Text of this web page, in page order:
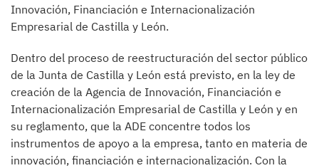
Innovación, Financiación e Internacionalización
Empresarial de Castilla y León.
Dentro del proceso de reestructuración del sector público
de la Junta de Castilla y León está previsto, en la ley de
creación de la Agencia de Innovación, Financiación e
Internacionalización Empresarial de Castilla y León y en
su reglamento, que la ADE concentre todos los
instrumentos de apoyo a la empresa, tanto en materia de
innovación, financiación e internacionalización. Con la